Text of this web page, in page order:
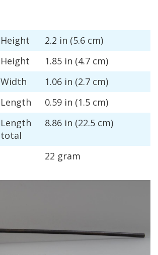
Height 2.2 in (5.6 cm)
Height 1.85 in (4.7 cm)
Width
1.06 in (2.7 cm)
Length 0.59 in (1.5 cm)
Length
total
8.86 in (22.5 cm)
22 gram